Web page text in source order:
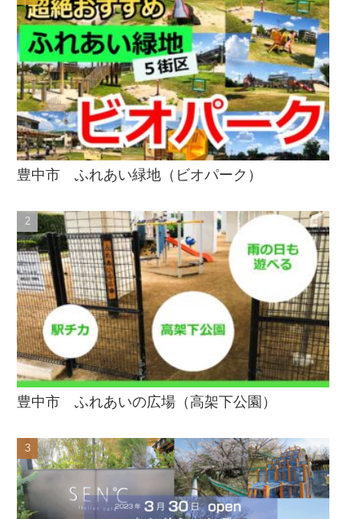
豊中市 ふれあい緑地（ビオパーク）
豊中市 ふれあいの広場（高架下公園）